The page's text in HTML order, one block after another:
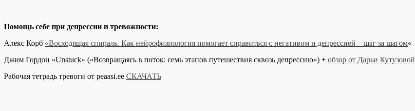
Помощь себе при депрессии и тревожности:
Алекс Корб «Восходящая спираль. Как нейрофизиология помогает справиться с негативом и депрессией – шаг за шагом«
Джим Гордон «Unstuck» («Возвращаясь в поток: семь этапов путешествия сквозь депрессию») + обзор от Дарьи Кутузовой
Рабочая тетрадь тревоги от peaasi.ee СКАЧАТЬ